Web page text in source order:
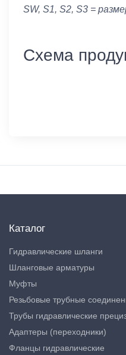
SW, S1, S2, S3 =
Схема
Каталог
Гидравлические шланги
Шланговые арматуры
Муфты
Резьбовые трубные
Трубы гидравлические
Адаптеры (переходники)
Фланцы гидравлические